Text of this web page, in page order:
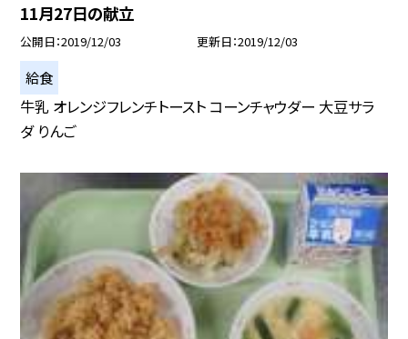
11月27日の献立
公開日 2019/12/03 更新日 2019/12/03
給食
牛乳 オレンジフレンチトースト コーンチャウダー 大豆サラ
ダ りんご